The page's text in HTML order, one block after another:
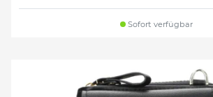
Sofort verfügbar